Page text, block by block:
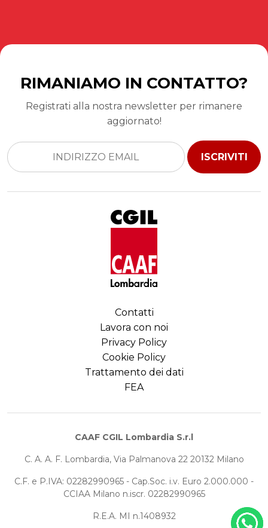
RIMANIAMO IN CONTATTO?
Registrati alla nostra newsletter per rimanere
aggiornato!
ISCRIVITI
Contatti
Lavora con noi
Privacy Policy
Cookie Policy
Trattamento dei dati
FEA
CAAF CGIL Lombardia S.r.l
C. A. A. F. Lombardia, Via Palmanova 22 20132 Milano
C.F. e P.IVA: 02282990965 - Cap.Soc. i.v. Euro 2.000.000 -
CCIAA Milano n.iscr. 02282990965
R.E.A. MI n.1408932